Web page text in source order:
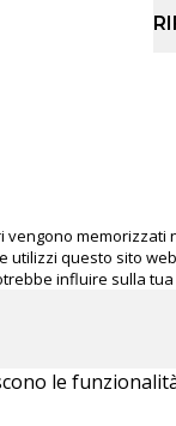
questo sito
influire sulla
le